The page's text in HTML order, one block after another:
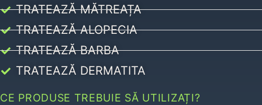
TRATEAZĂ MĂTREAȚA
TRATEAZĂ ALOPECIA
TRATEAZĂ BARBA
TRATEAZĂ DERMATITA
CE PRODUSE TREBUIE SĂ UTILIZAȚI?